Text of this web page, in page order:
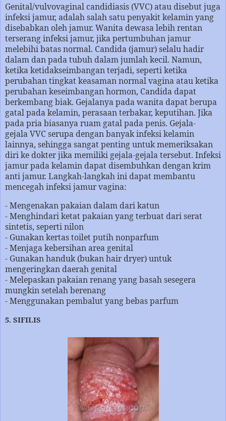
Genital/vulvovaginal candidiasis (VVC) atau disebut juga
infeksi jamur, adalah salah satu penyakit kelamin yang
disebabkan oleh jamur. Wanita dewasa lebih rentan
terserang infeksi jamur, jika pertumbuhan jamur
melebihi batas normal. Candida (jamur) selalu hadir
dalam dan pada tubuh dalam jumlah kecil. Namun,
ketika ketidakseimbangan terjadi, seperti ketika
perubahan tingkat keasaman normal vagina atau ketika
perubahan keseimbangan hormon, Candida dapat
berkembang biak. Gejalanya pada wanita dapat berupa
gatal pada kelamin, perasaan terbakar, keputihan. Jika
pada pria biasanya ruam gatal pada penis. Gejala-
gejala VVC serupa dengan banyak infeksi kelamin
lainnya, sehingga sangat penting untuk memeriksakan
diri ke dokter jika memiliki gejala-gejala tersebut. Infeksi
jamur pada kelamin dapat disembuhkan dengan krim
anti jamur. Langkah-langkah ini dapat membantu
mencegah infeksi jamur vagina:
- Mengenakan pakaian dalam dari katun
- Menghindari ketat pakaian yang terbuat dari serat
sintetis, seperti nilon
- Gunakan kertas toilet putih nonparfum
- Menjaga kebersihan area genital
- Gunakan handuk (bukan hair dryer) untuk
mengeringkan daerah genital
- Melepaskan pakaian renang yang basah sesegera
mungkin setelah berenang
- Menggunakan pembalut yang bebas parfum
5. SIFILIS